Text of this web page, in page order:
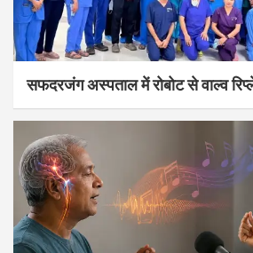
सफदरजंग अस्पताल में रोबोट से वाल्व